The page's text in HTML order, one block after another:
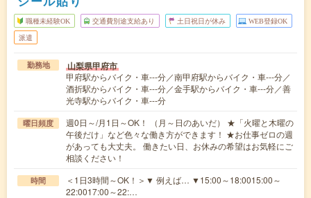
職種未経験OK 交通費別途支給あり 土日祝日が休み WEB登録OK
派遣
勤務地 山梨県甲府市
甲府駅からバイク・車---分／南甲府駅からバイク・車---分／
酒折駅からバイク・車---分／金手駅からバイク・車---分／善
光寺駅からバイク・車---分
曜日頻度
週0日～/月1日～OK！ （月～日のあいだ） ★「火曜と木曜の
午後だけ」など色々な働き方ができます！ ★お仕事ゼロの週
があっても大丈夫。 働きたい日、お休みの希望はお気軽にご
相談ください！
時間
＜1日3時間～OK！＞▼ 例えば… ▼15:00～18:0015:00～
22:0017:00～22:…